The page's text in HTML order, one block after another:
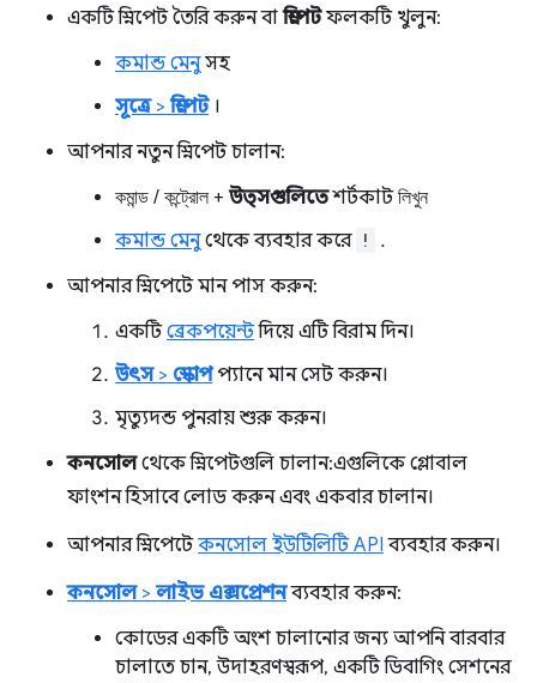
একটি স্নিপেট তৈরি করুন বাস্নিপেটফলকটি খুলুন:
কমান্ড মেনুসহ
সূত্রে>স্নিপেট।
আপনার নতুন স্নিপেট চালান:
কমান্ড / কন্ট্রোল + উত্সগুলিতেশর্টকাটলিখুন
কমান্ড মেনুথেকে ব্যবহার করে !
.
আপনার স্নিপেটে মান পাস করুন:
একটিব্রেকপয়েন্টদিয়ে এটি বিরাম দিন।
উৎস> স্কোপপ্যানে মান সেট করুন।
মৃত্যুদন্ড পুনরায় শুরু করুন।
কনসোলথেকে স্নিপেটগুলি চালান: এগুলিকে গ্লোবাল
ফাংশন হিসাবে লোড করুন এবং একবার চালান।
আপনার স্নিপেটেকনসোল ইউটিলিটি API ব্যবহার করুন।
কনসোল> লাইভ এক্সপ্রেশনব্যবহার করুন:
কোডের একটি অংশ চালানোর জন্য আপনি বারবার
চালাতে চান, উদাহরণস্বরূপ, একটি ডিবাগিং সেশনের